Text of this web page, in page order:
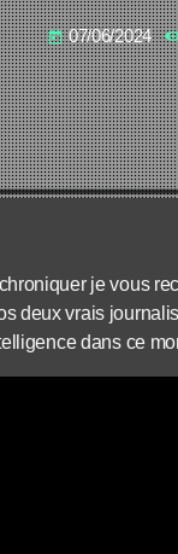
today 07/06/2024
je vous
deux vrais
dans ce